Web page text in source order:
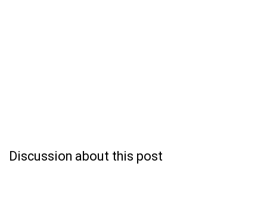
Discussion about this post